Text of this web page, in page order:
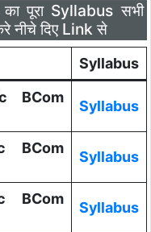
पूरा Syllabus सभी
नीचे दिए Link से
Syllabus
BCom
Syllabus
BCom
Syllabus
BCom
Syllabus